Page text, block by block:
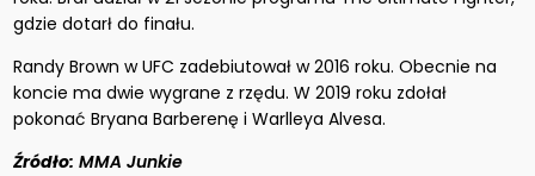
gdzie dotarł do finału.
Randy Brown w UFC zadebiutował w 2016 roku. Obecnie na
koncie ma dwie wygrane z rzędu. W 2019 roku zdołał
pokonać Bryana Barberenę i Warlleya Alvesa.
Źródło: MMA Junkie